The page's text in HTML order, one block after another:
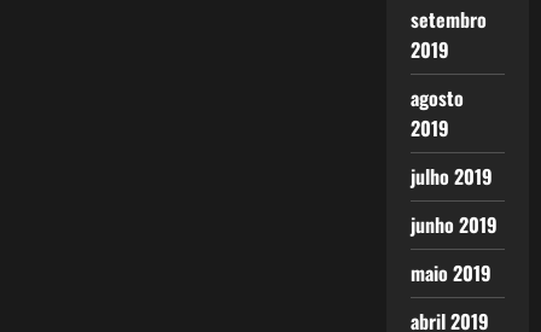
setembro
2019
agosto
2019
julho 2019
junho 2019
maio 2019
abril 2019